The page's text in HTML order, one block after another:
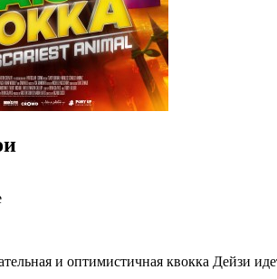
и оптимистичная квокка Дейзи